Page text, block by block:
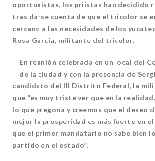
oportunistas, los priistas han decidido
tras darse cuenta de que el tricolor se
cercano a las necesidades de los
Rosa García, militante del tricolor.
En reunión celebrada en un local del
de la ciudad y con la presencia de
candidato del III Distrito Federal, la
que “es muy triste ver que en la
lo que pregona y creemos que el deseo
mejor la prosperidad es más fuerte en el
que el primer mandatario no sabe bien
partido en el estado”.